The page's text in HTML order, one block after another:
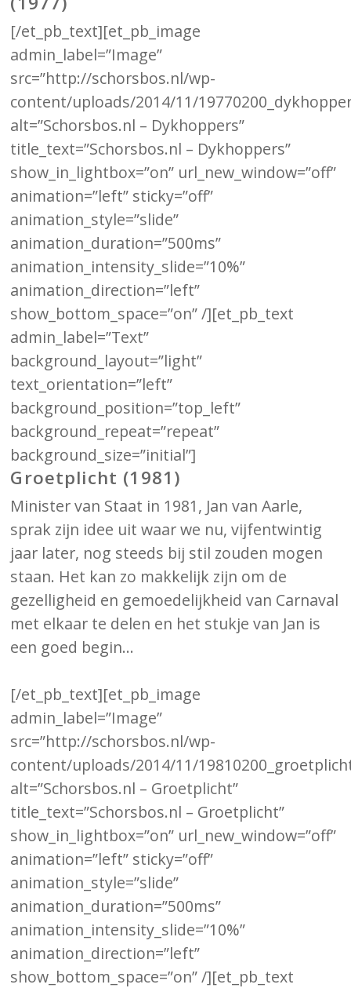
[/et_pb_text][et_pb_image
admin_label=”Image”
src=”http://schorsbos.nl/wp-
content/uploads/2014/11/
alt=”Schorsbos.nl – Dykhoppers”
title_text=”Schorsbos.nl – Dykhoppers”
show_in_lightbox=”on” url_new_window=”off”
animation=”left” sticky=”off”
animation_style=”slide”
animation_duration=”500ms”
animation_intensity_slide=”10%”
animation_direction=”left”
show_bottom_space=”on” /][et_pb_text
admin_label=”Text”
background_layout=”light”
text_orientation=”left”
background_position=”top_left”
background_repeat=”repeat”
background_size=”initial”]
Groetplicht (1981)
Minister van Staat in 1981, Jan van Aarle,
sprak zijn idee uit waar we nu, vijfentwintig
jaar later, nog steeds bij stil zouden mogen
staan. Het kan zo makkelijk zijn om de
gezelligheid en gemoedelijkheid van Carnaval
met elkaar te delen en het stukje van Jan is
een goed begin…
[/et_pb_text][et_pb_image
admin_label=”Image”
src=”http://schorsbos.nl/wp-
content/uploads/2014/11/
alt=”Schorsbos.nl – Groetplicht”
title_text=”Schorsbos.nl – Groetplicht”
show_in_lightbox=”on” url_new_window=”off”
animation=”left” sticky=”off”
animation_style=”slide”
animation_duration=”500ms”
animation_intensity_slide=”10%”
animation_direction=”left”
show_bottom_space=”on” /][et_pb_text